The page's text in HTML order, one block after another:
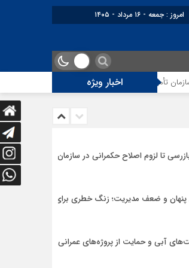
امروز : جمعه - ۱۶ مرداد - ۱۴۰۵
اخبار ویژه اجتماعی توقف‌های مرزی، هزینه‌های پنهان
تا لزوم اصلاح حکمرانی در سازمان
و ضعف مدیریت؛ زنگ خطری برای
آبی و حمایت از پروژه‌های عمرانی